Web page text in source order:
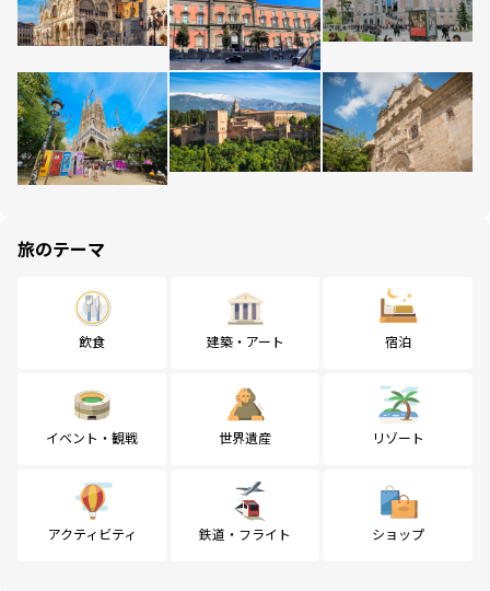
旅のテーマ
飲食 建築・アート 宿泊
イベント・観戦 世界遺産 リゾート
アクティビティ 鉄道・フライト ショップ